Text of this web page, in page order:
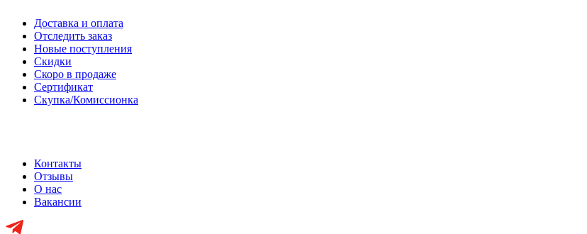
Доставка и оплата
Отследить заказ
Новые поступления
Скидки
Скоро в продаже
Сертификат
Скупка/Комиссионка
Контакты
Отзывы
О нас
Вакансии